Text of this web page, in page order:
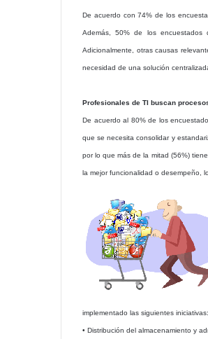
De acuerdo con 74% de los
Además, 50% de los encuestados
Adicionalmente, otras causas
necesidad de una solución
Profesionales de TI buscan
De acuerdo al 80% de los
que se necesita consolidar y
por lo que más de la mitad (56%)
la mejor funcionalidad o desempeño,
implementado las siguientes iniciativas:
• Distribución del almacenamiento y